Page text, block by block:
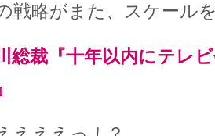
戦略がまた、スケール
総裁『十年以内にテレ